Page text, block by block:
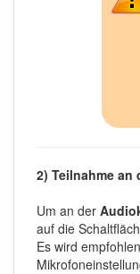
2) Teilnahme
Um an der
auf die
Es wird